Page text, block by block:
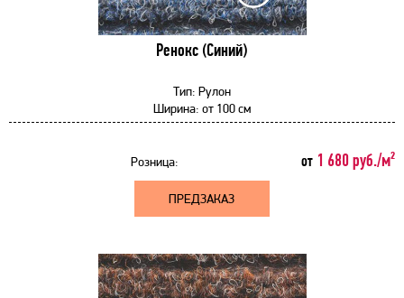
Ренокс (Синий)
Тип: Рулон
Ширина: от 100 см
Розница: от 1 680 руб./м²
ПРЕДЗАКАЗ